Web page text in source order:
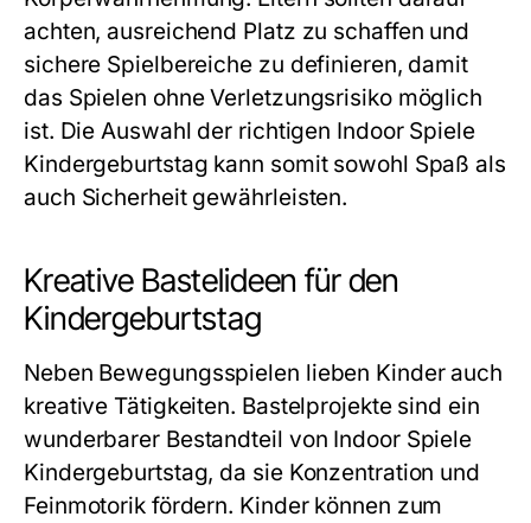
achten, ausreichend Platz zu schaffen und
sichere Spielbereiche zu definieren, damit
das Spielen ohne Verletzungsrisiko möglich
ist. Die Auswahl der richtigen Indoor Spiele
Kindergeburtstag kann somit sowohl Spaß als
auch Sicherheit gewährleisten.
Kreative Bastelideen für den
Kindergeburtstag
Neben Bewegungsspielen lieben Kinder auch
kreative Tätigkeiten. Bastelprojekte sind ein
wunderbarer Bestandteil von Indoor Spiele
Kindergeburtstag, da sie Konzentration und
Feinmotorik fördern. Kinder können zum